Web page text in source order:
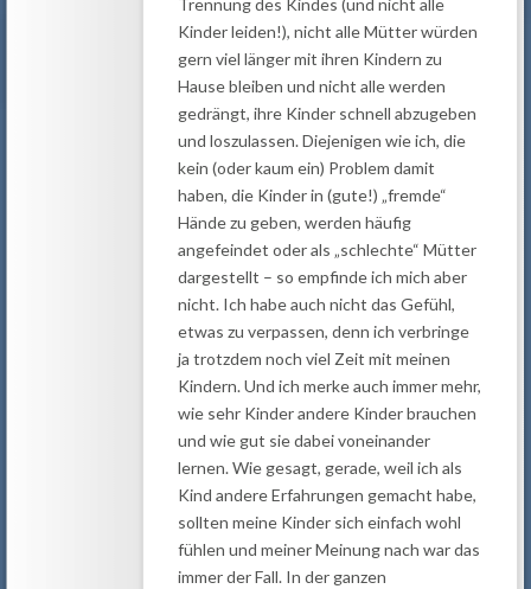
Kinder leiden!), nicht alle Mütter würden
gern viel länger mit ihren Kindern zu
Hause bleiben und nicht alle werden
gedrängt, ihre Kinder schnell abzugeben
und loszulassen. Diejenigen wie ich, die
kein (oder kaum ein) Problem damit
haben, die Kinder in (gute!) „fremde“
Hände zu geben, werden häufig
angefeindet oder als „schlechte“ Mütter
dargestellt – so empfinde ich mich aber
nicht. Ich habe auch nicht das Gefühl,
etwas zu verpassen, denn ich verbringe
ja trotzdem noch viel Zeit mit meinen
Kindern. Und ich merke auch immer mehr,
wie sehr Kinder andere Kinder brauchen
und wie gut sie dabei voneinander
lernen. Wie gesagt, gerade, weil ich als
Kind andere Erfahrungen gemacht habe,
sollten meine Kinder sich einfach wohl
fühlen und meiner Meinung nach war das
immer der Fall. In der ganzen